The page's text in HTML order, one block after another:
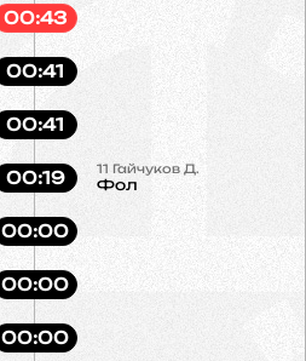
00:43
00:41
00:41
11 Гайчуков Д.
Фол
00:19
00:00
00:00
00:00